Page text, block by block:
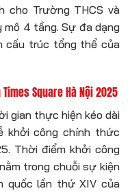
cho Trường THCS và
4 tầng. Sự đa dạng
cấu trúc tổng thể của
Square Hà Nội 2025
gian thực hiện kéo dài
khởi công chính thức
Thời điểm khởi công
trong chuỗi sự kiện
quốc lần thứ XIV của